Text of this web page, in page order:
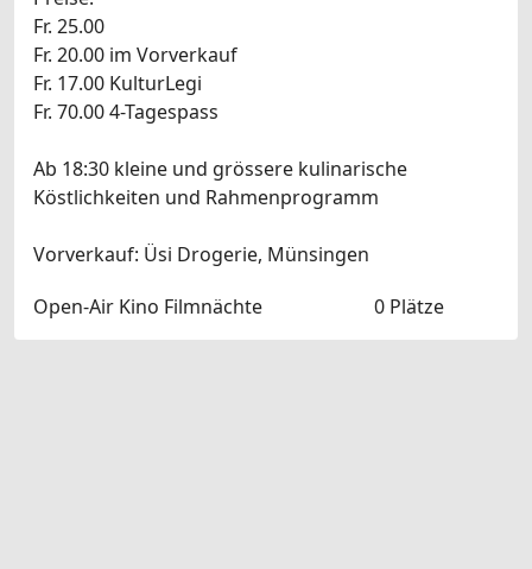
Fr. 25.00
Fr. 20.00 im Vorverkauf
Fr. 17.00 KulturLegi
Fr. 70.00 4-Tagespass
Ab 18:30 kleine und grössere kulinarische
Köstlichkeiten und Rahmenprogramm
Vorverkauf: Üsi Drogerie, Münsingen
Open-Air Kino Filmnächte
0 Plätze